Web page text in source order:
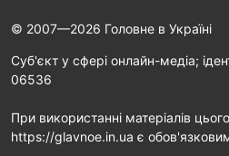
© 2007—2026 Головне в Україні
Cуб'єкт у сфері онлайн-медіа;
06536
При використанні матеріалів
https://glavnoe.in.ua є